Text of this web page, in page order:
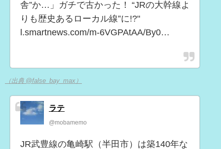
舎”か…」ガチで古かった！ “JRの大幹線よ
りも歴史あるローカル線”に!?"
l.smartnews.com/m-6VGPAtAA/By0…
（出典 @false_bay_max）
ラテ
@mobamemo
JR武豊線の亀崎駅（半田市）は築140年な